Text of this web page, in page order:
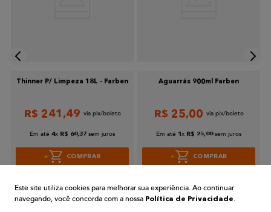
Enviar avaliação
Thinner P/ Limpeza 18L - Farben
R$ 241 ,49
Em até 4 x R$ 60,37 sem juros
COMPRAR
Aguarrás 900ml Farben
R$ 25,00
Em até 1 x R$ 25,00 sem juros
COMPRAR
Este site utiliza cookies para melhorar sua experiência. Ao continuar
navegando, você concorda com a nossa Política de Privacidade.